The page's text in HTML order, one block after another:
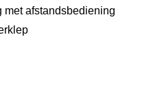
afstandsbediening